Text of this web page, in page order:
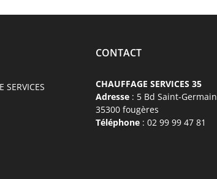
SERVICES
CONTACT
CHAUFFAGE SERVICES 35
Adresse : 5 Bd Saint-Germain
35300 fougères
Téléphone : 02 99 99 47 81